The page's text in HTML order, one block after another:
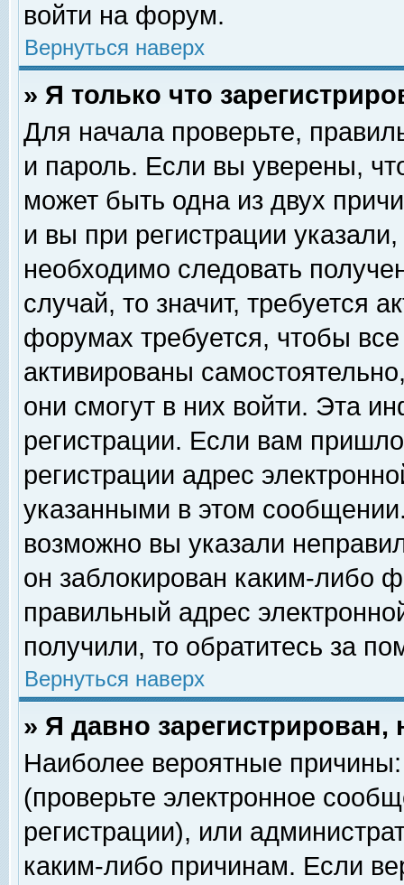
войти на форум.
Вернуться наверх
» Я только что
Для начала проверьте,
и пароль. Если вы уверены,
может быть одна из двух
и вы при регистрации
необходимо следовать
случай, то значит, требуется
форумах требуется, чтобы
активированы
они смогут в них войти. Эта
регистрации. Если вам
регистрации адрес
указанными в этом
возможно вы указали
он заблокирован каким-либо
правильный адрес
получили, то обратитесь за
Вернуться наверх
» Я давно
Наиболее вероятные
(проверьте электронное
регистрации), или
каким-либо причинам. Если